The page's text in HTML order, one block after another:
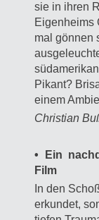
sie in ihren
Eigenheims
mal gönnen
Pikant?
einem
Christian
• Ein
Film
In den
erkundet,